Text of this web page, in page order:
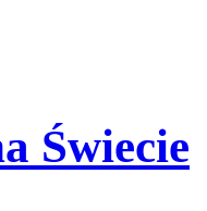
Świecie